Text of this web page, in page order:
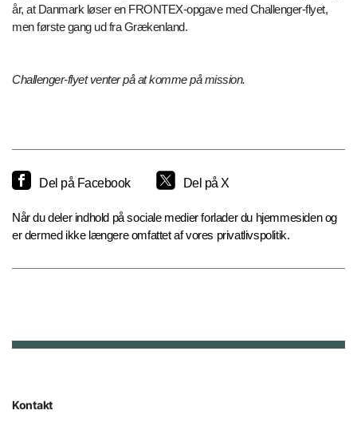
år, at Danmark løser en FRONTEX-opgave med Challenger-flyet,
men første gang ud fra Grækenland.
Challenger-flyet venter på at komme på mission.
Del på Facebook Del på X
Når du deler indhold på sociale medier forlader du hjemmesiden og
er dermed ikke længere omfattet af vores privatlivspolitik.
Kontakt